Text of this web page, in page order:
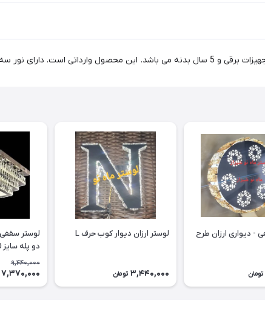
لوستر سقفی - دیواری ارزان طرح
تومان
لوستر ارزان دیوار کوب حرف L
3,440,000 تومان
دو پله سایز Cm 40
9,440,000
7,370,000